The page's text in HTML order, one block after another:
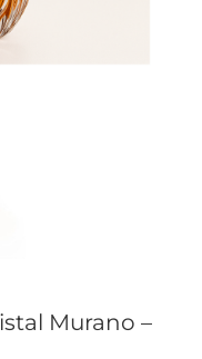
Murano –